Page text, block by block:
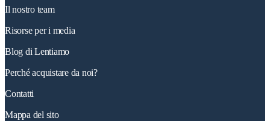
Il nostro team
Risorse per i media
Blog di Lentiamo
Perché acquistare da noi?
Contatti
Mappa del sito